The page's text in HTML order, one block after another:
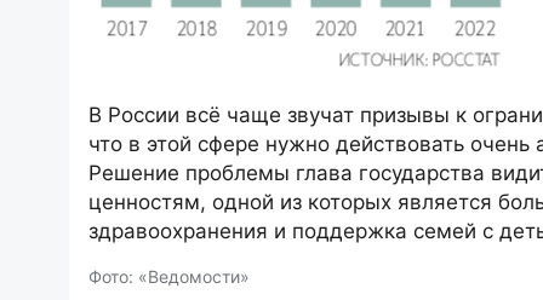
В России всё чаще звучат призывы к
что в этой сфере нужно действовать
Решение проблемы глава государства
ценностям, одной из которых является
здравоохранения и поддержка семей с
Фото: «Ведомости»